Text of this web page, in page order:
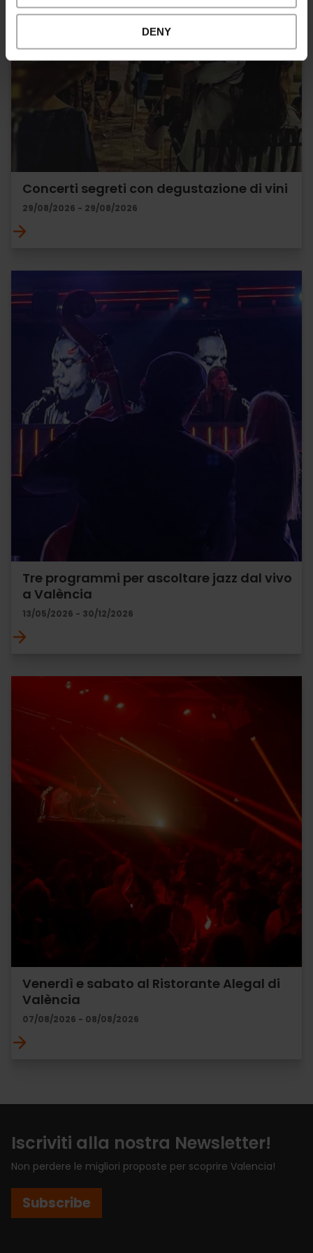
DENY
Concerti segreti con degustazione di vini
29/08/2026 - 29/08/2026
Tre programmi per ascoltare jazz dal vivo
a València
13/05/2026 - 30/12/2026
Venerdì e sabato al Ristorante Alegal di
València
07/08/2026 - 08/08/2026
Iscriviti alla nostra Newsletter!
Non perdere le migliori proposte per scoprire Valencia!
Subscribe